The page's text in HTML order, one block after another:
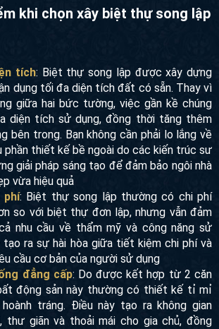
khi chọn xây biệt thự song
tích: Biệt thự song lập được xây dựng
dụng tối đa diện tích đất có sẵn. Thay vì
giữa hai bức tường, việc gần kề chúng
diện tích sử dụng, đồng thời tăng thêm
bên trong. Bạn không cần phải lo lắng
phần thiết kế bề ngoài do các kiến
những giải pháp sáng tạo để đảm bảo
vừa đẹp vừa hiệu quả
: Biệt thự song lập thường có chi phí
so với biệt thự đơn lập, nhưng vẫn đảm
nhu cầu về thẩm mỹ và công năng sử
tạo ra sự hài hòa giữa tiết kiệm chi phí
yêu cầu cơ bản của người sử dụng
đẳng cấp: Do được kết hợp từ 2 căn
động sản này thường có thiết kế tỉ mỉ
tráng. Điều này tạo ra không gian